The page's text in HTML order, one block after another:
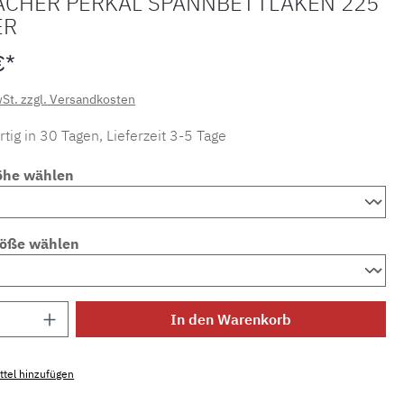
zzgl. Versandkosten
in 30 Tagen, Lieferzeit 3-5 Tage
wählen
wählen
Anzahl: Gib den gewünschten Wert ein
In den Warenkorb
hinzufügen